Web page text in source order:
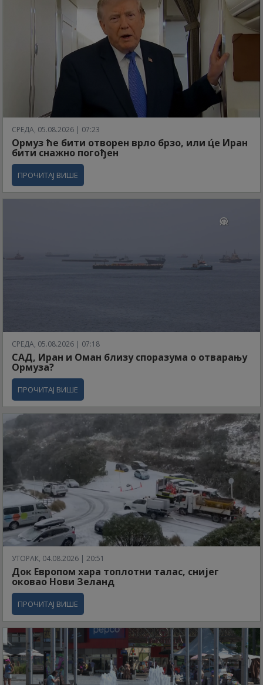
СРЕДА, 05.08.2026 | 07:23
Ормуз ће бити отворен врло брзо, или ц́е Иран
бити снажно погођен
ПРОЧИТАЈ ВИШЕ
СРЕДА, 05.08.2026 | 07:18
САД, Иран и Оман близу споразума о отварању
Ормуза?
ПРОЧИТАЈ ВИШЕ
УТОРАК, 04.08.2026 | 20:51
Док Европом хара топлотни талас, снијег
оковао Нови Зеланд
ПРОЧИТАЈ ВИШЕ